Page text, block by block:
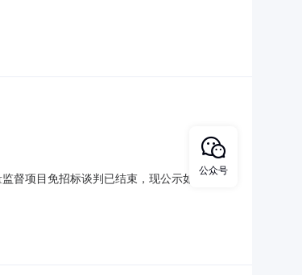
能产业园（绿色氢氨醇一体化）总承包项目
督项目免招标谈判已结束，现公示如下:项目
公众号